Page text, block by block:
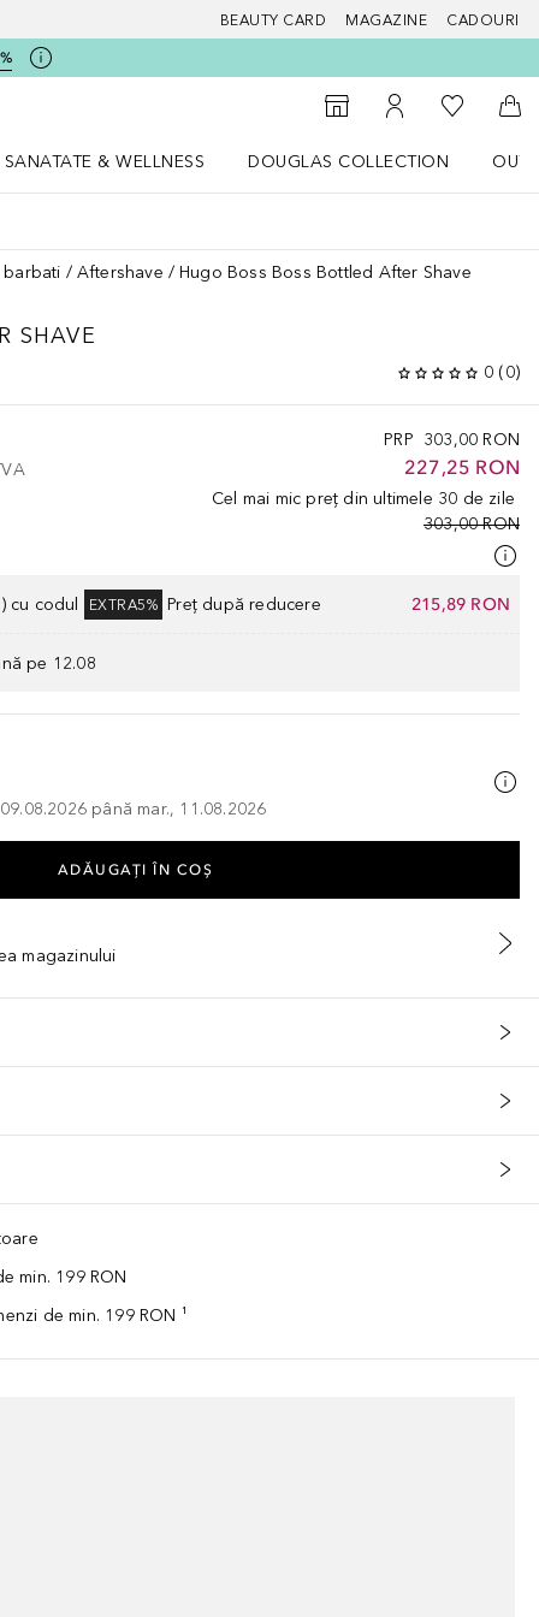
BEAUTY CARD MAGAZINE CADOURI
Către Găsire magazin
Către Contul meu
Către
SANATATE & WELLNESS
DOUGLAS COLLECTION
barbati Aftershave Hugo Boss Boss Bottled After Shave
SHAVE
0 (0)
PRP 303,00 RON
227,25 RON
Cel mai mic preț din ultimele 30 de zile
303,00 RON
cu codul EXTRA5% Preț după reducere 215,89 RON
pe 12.08
până mar., 11.08.2026
ADĂUGAȚI ÎN COŞ
magazinului
min. 199 RON
de min. 199 RON ¹